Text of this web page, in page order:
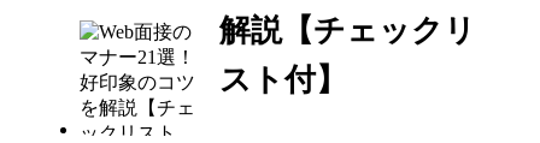
解説【チェックリ
スト付】